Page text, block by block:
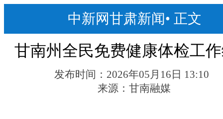
中新网甘肃新闻• 正文
甘南州全民免费健康体检工
发布时间： 2026年05月16日 13:10
来源：甘南融媒